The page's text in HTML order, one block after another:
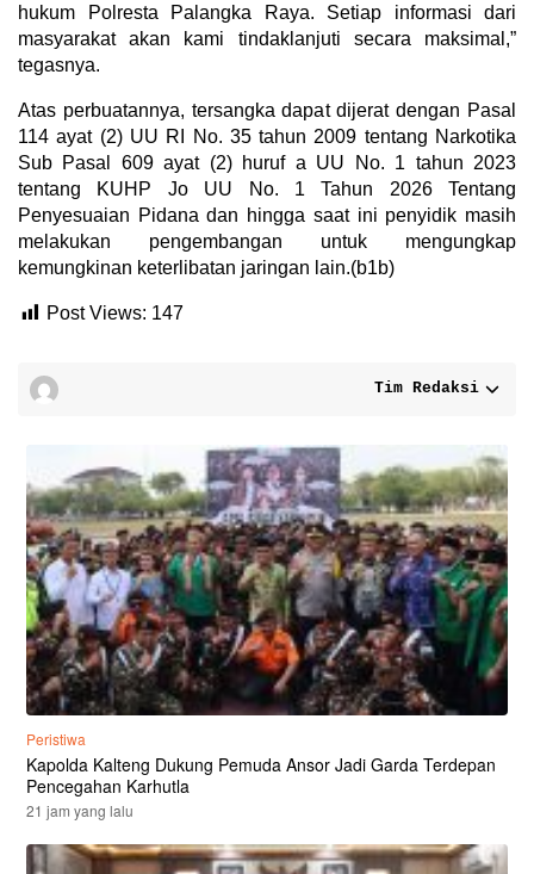
hukum Polresta Palangka Raya. Setiap informasi dari
masyarakat akan kami tindaklanjuti secara maksimal,”
tegasnya.
Atas perbuatannya, tersangka dapat dijerat dengan Pasal
114 ayat (2) UU RI No. 35 tahun 2009 tentang Narkotika
Sub Pasal 609 ayat (2) huruf a UU No. 1 tahun 2023
tentang KUHP Jo UU No. 1 Tahun 2026 Tentang
Penyesuaian Pidana dan hingga saat ini penyidik masih
melakukan pengembangan untuk mengungkap
kemungkinan keterlibatan jaringan lain.(b1b)
Post Views: 147
Tim Redaksi
Peristiwa
Kapolda Kalteng Dukung Pemuda Ansor Jadi Garda Terdepan
Pencegahan Karhutla
21 jam yang lalu